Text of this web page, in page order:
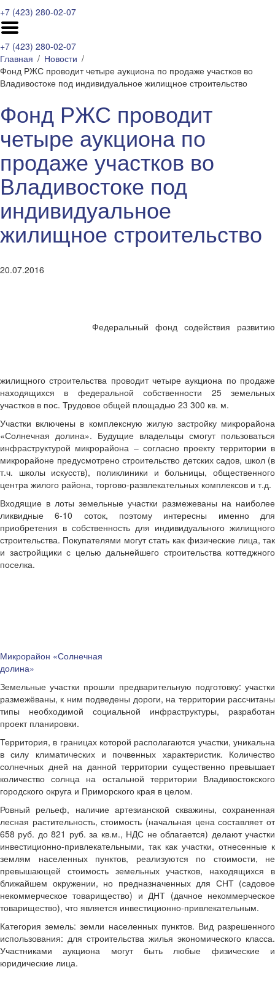
+7 (423) 280-02-07
+7 (423) 280-02-07
Главная
Новости
Фонд РЖС проводит четыре аукциона по продаже участков во
Владивостоке под индивидуальное жилищное строительство
Фонд РЖС проводит
четыре аукциона по
продаже участков во
Владивостоке под
индивидуальное
жилищное строительство
20.07.2016
Федеральный фонд содействия развитию
жилищного строительства проводит четыре аукциона по продаже
находящихся в федеральной собственности 25 земельных
участков в пос. Трудовое общей площадью 23 300 кв. м.
Участки включены в комплексную жилую застройку микрорайона
«Солнечная долина». Будущие владельцы смогут пользоваться
инфраструктурой микрорайона – согласно проекту территории в
микрорайоне предусмотрено строительство детских садов, школ (в
т.ч. школы искусств), поликлиники и больницы, общественного
центра жилого района, торгово-развлекательных комплексов и т.д.
Входящие в лоты земельные участки размежеваны на наиболее
ликвидные 6-10 соток, поэтому интересны именно для
приобретения в собственность для индивидуального жилищного
строительства. Покупателями могут стать как физические лица, так
и застройщики с целью дальнейшего строительства коттеджного
поселка.
Микрорайон «Солнечная
долина»
Земельные участки прошли предварительную подготовку: участки
размежёваны, к ним подведены дороги, на территории рассчитаны
типы необходимой социальной инфраструктуры, разработан
проект планировки.
Территория, в границах которой располагаются участки, уникальна
в силу климатических и почвенных характеристик. Количество
солнечных дней на данной территории существенно превышает
количество солнца на остальной территории Владивостокского
городского округа и Приморского края в целом.
Ровный рельеф, наличие артезианской скважины, сохраненная
лесная растительность, стоимость (начальная цена составляет от
658 руб. до 821 руб. за кв.м., НДС не облагается) делают участки
инвестиционно-привлекательными, так как участки, отнесенные к
землям населенных пунктов, реализуются по стоимости, не
превышающей стоимость земельных участков, находящихся в
ближайшем окружении, но предназначенных для СНТ (садовое
некоммерческое товарищество) и ДНТ (дачное некоммерческое
товарищество), что является инвестиционно-привлекательным.
Категория земель: земли населенных пунктов. Вид разрешенного
использования: для строительства жилья экономического класса.
Участниками аукциона могут быть любые физические и
юридические лица.